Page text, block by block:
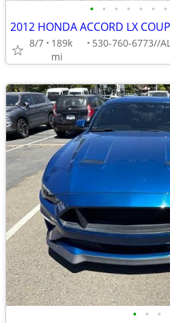
• • • • • • •
2012 HONDA ACCORD LX
8/7
189k
mi
• • •